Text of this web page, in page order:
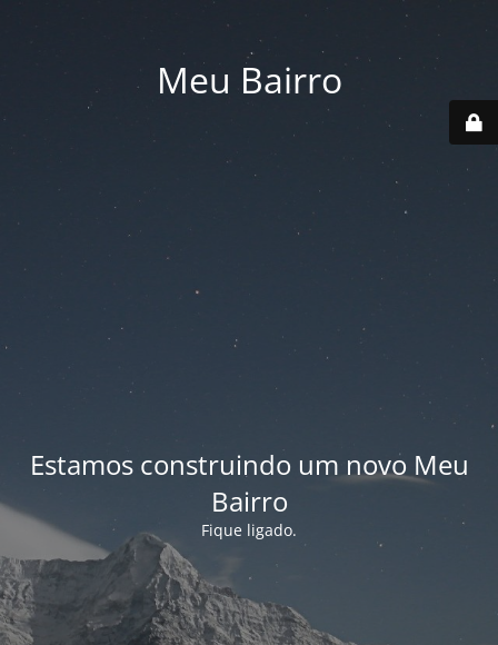
Meu Bairro
Estamos construindo um novo Meu
Bairro
Fique ligado.